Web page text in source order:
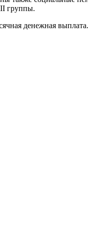
группы.
денежная